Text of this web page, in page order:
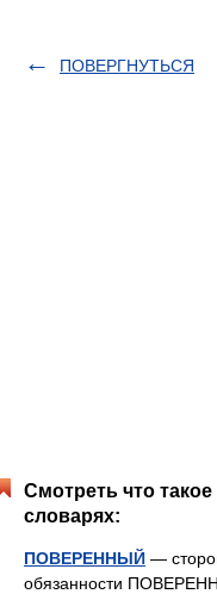
ПОВЕРГНУТЬСЯ
Смотреть что
словарях:
ПОВЕРЕННЫЙ —
обязанности